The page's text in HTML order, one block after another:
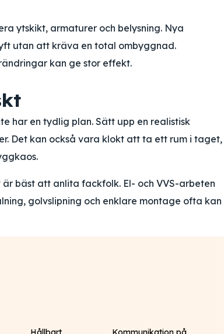
ytskikt, armaturer och belysning. Nya
utan att kräva en total ombyggnad.
kan ge stor effekt.
har en tydlig plan. Sätt upp en realistisk
Det kan också vara klokt att ta ett rum i taget,
bäst att anlita fackfolk. El- och VVS-arbeten
golvslipning och enklare montage ofta kan